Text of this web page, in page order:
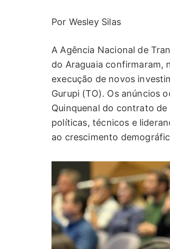
Por Wesley Silas
A Agência Nacional de
do Araguaia confirmaram,
execução de novos
Gurupi (TO). Os anúncios
Quinquenal do contrato
políticas, técnicos e
ao crescimento